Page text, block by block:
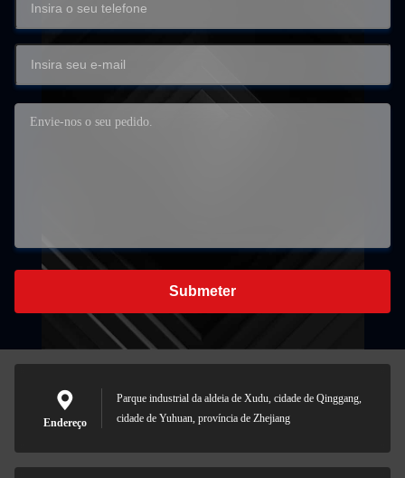
Submeter
Endereço
Parque industrial da aldeia de Xudu, cidade de Qinggang,
cidade de Yuhuan, província de Zhejiang